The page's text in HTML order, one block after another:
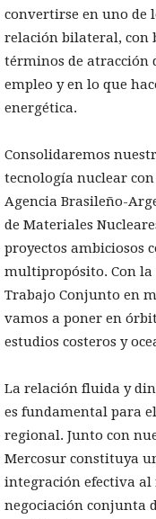
convertirse en uno de
relación bilateral, con
términos de atracción
empleo y en lo que
energética.
Consolidaremos
tecnología nuclear
Agencia Brasileño-
de Materiales
proyectos ambiciosos
multipropósito. Con la
Trabajo Conjunto en
vamos a poner en
estudios costeros y
La relación fluida y
es fundamental para
regional. Junto con
Mercosur constituya
integración efectiva al
negociación conjunta